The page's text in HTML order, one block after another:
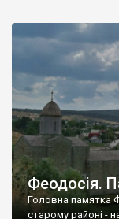
Феодосія.
Головна памятка
старому районі -